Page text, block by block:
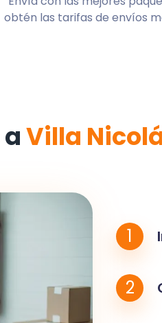
obtén las tarifas de envíos
aVilla
1
2